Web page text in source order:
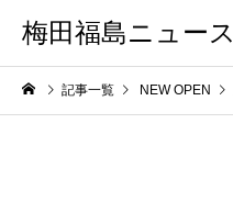
梅田福島ニュース
記事一覧 NEW OPEN